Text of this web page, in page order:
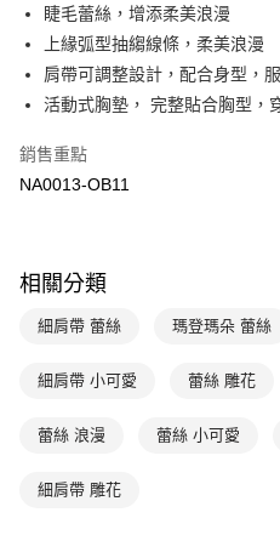
上海商業儲蓄銀行
國泰世華商業銀行
臺灣中小企業銀行
匯豐（台灣）商業銀行
聯邦商業銀行
元大商業銀行
台新國際商業銀行
LINE Pay
Apple Pay
悠遊付
全盈+PAY
AFTEE先享後付
AFTEE先享後付是「在收到商品之後
便利好安心！
１．簡單：不需註冊會員、不需綁卡
１．於結帳方式選擇「AFTEE先享後
３．收到繳費通知簡訊後14天內，點
ATM付款
運送方式
全家取貨付款$888免運-以
付款後全家取貨$888免運-以
每筆NT$90，滿NT$888(含以上)免
睫毛蕾絲，增添柔美浪漫
上緣弧型抽縐線條，柔美浪漫
肩帶可調整設計，配合身型，
活動式胸墊， 完整貼合胸型，
銷售重點
NA0013-OB11
相關分類
細肩帶 蕾絲 瑪登瑪朵 蕾絲
細肩帶 小可愛 蕾絲 雕花
蕾絲 浪漫 蕾絲 小可愛
細肩帶 雕花